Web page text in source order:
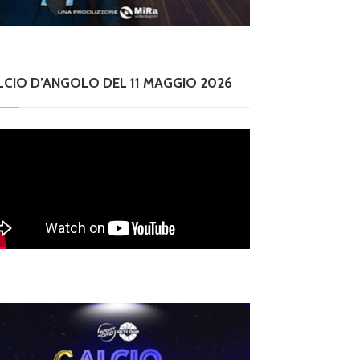
ripescate sei s
D’ANGOLO DEL 11 MAGGIO 2026